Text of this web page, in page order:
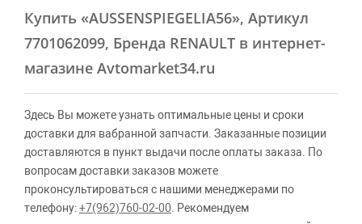
Купить «AUSSENSPIEGELIA56», Артикул
7701062099, Бренда RENAULT в интернет-
магазине Avtomarket34.ru
Здесь Вы можете узнать оптимальные цены и сроки
доставки для вабранной запчасти. Заказанные позиции
доставляются в пункт выдачи после оплаты заказа. По
вопросам доставки заказов можете
проконсультироваться с нашими менеджерами по
телефону:+7(962)760-02-00 . Рекомендуем